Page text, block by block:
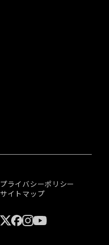
プライバシーポリシー
サイトマップ